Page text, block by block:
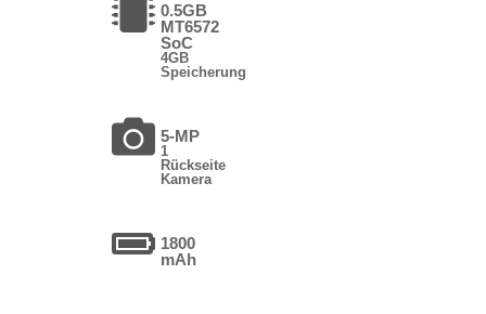
0.5GB
MT6572
SoC
4GB
Speicherung
5-MP
1
Rückseite
Kamera
1800
mAh